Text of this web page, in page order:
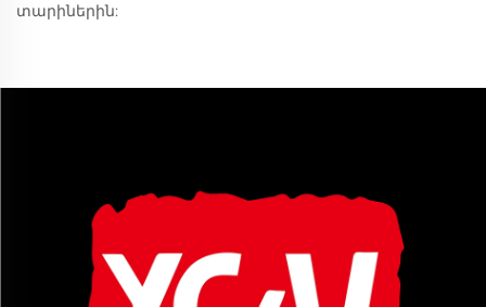
տարիներին: